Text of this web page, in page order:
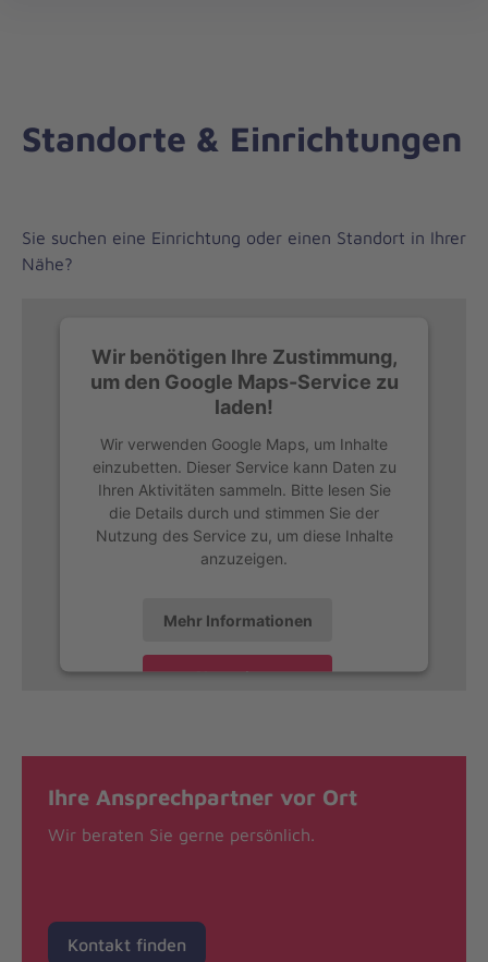
Standorte & Einrichtungen
Sie suchen eine Einrichtung oder einen Standort in Ihrer
Nähe?
Wir benötigen Ihre Zustimmung,
um den Google Maps-Service zu
laden!
Wir verwenden Google Maps, um Inhalte
einzubetten. Dieser Service kann Daten zu
Ihren Aktivitäten sammeln. Bitte lesen Sie
die Details durch und stimmen Sie der
Nutzung des Service zu, um diese Inhalte
anzuzeigen.
Mehr Informationen
Akzeptieren
Ihre Ansprechpartner vor Ort
Wir beraten Sie gerne persönlich.
Kontakt finden